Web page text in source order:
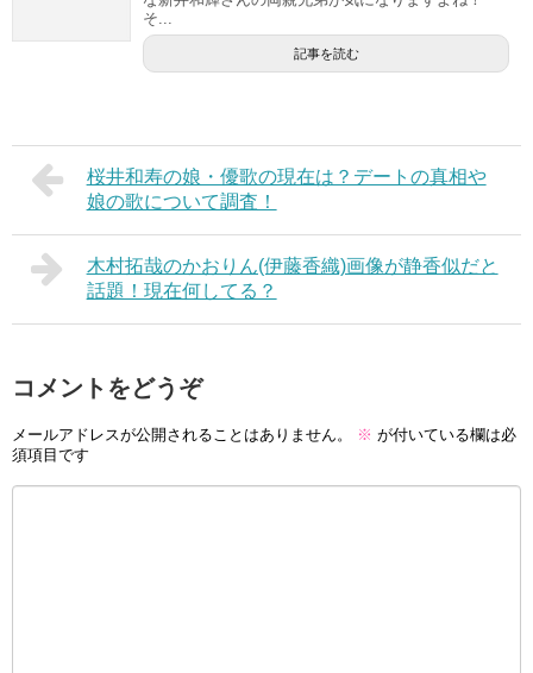
そ...
記事を読む
桜井和寿の娘・優歌の現在は？デートの真相や
娘の歌について調査！
木村拓哉のかおりん(伊藤香織)画像が静香似だと
話題！現在何してる？
コメントをどうぞ
メールアドレスが公開されることはありません。 ※ が付いている欄は必
須項目です